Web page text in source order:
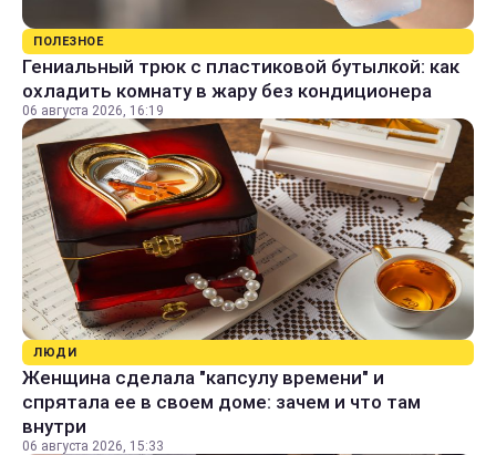
ПОЛЕЗНОЕ
Гениальный трюк с пластиковой бутылкой: как
охладить комнату в жару без кондиционера
06 августа 2026, 16:19
ЛЮДИ
Женщина сделала "капсулу времени" и
спрятала ее в своем доме: зачем и что там
внутри
06 августа 2026, 15:33